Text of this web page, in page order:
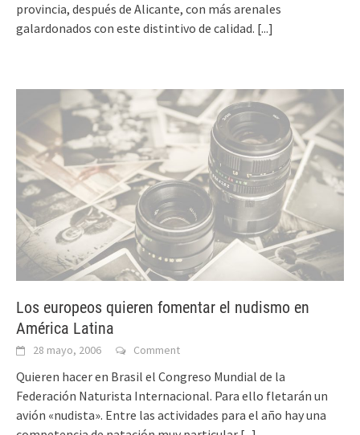
provincia, después de Alicante, con más arenales
galardonados con este distintivo de calidad. [...]
Los europeos quieren fomentar el nudismo en
América Latina
28 mayo, 2006 Comment
Quieren hacer en Brasil el Congreso Mundial de la
Federación Naturista Internacional. Para ello fletarán un
avión «nudista». Entre las actividades para el año hay una